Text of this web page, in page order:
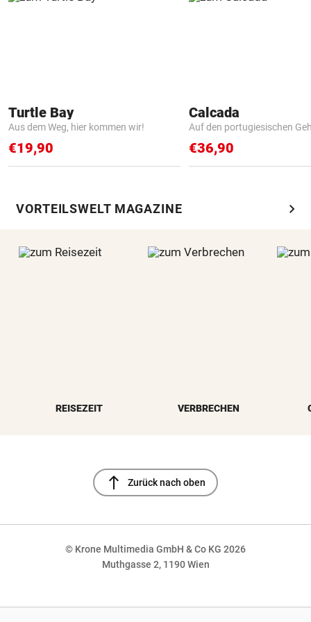
Turtle Bay
Aus dem Weg, hier kommen wir!
€19,90
Calcada
Auf den portugiesischen
€36,90
VORTEILSWELT MAGAZINE chevron_right
REISEZEIT VERBRECHEN
north Zurück nach oben
© Krone Multimedia GmbH & Co KG 2026
Muthgasse 2, 1190 Wien
NaN%